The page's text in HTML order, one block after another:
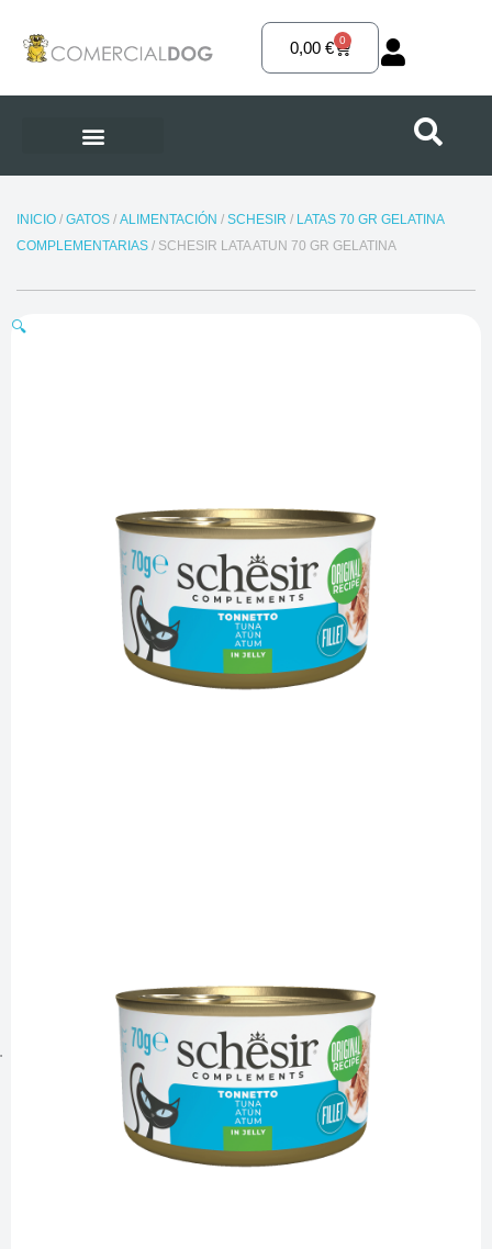
contenido
0,00€ 0
Carrito
INICIO/ GATOS/ ALIMENTACIÓN / SCHESIR / LATAS 70 GR GELATINA
COMPLEMENTARIAS/ SCHESIR LATA ATUN 70 GR GELATINA
🔍